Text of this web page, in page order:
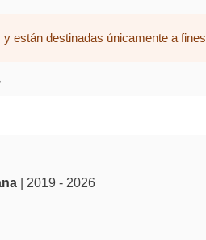
están destinadas únicamente a
| 2019 - 2026